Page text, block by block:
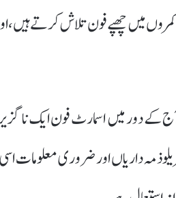
میں چھپے فون تلاش کرتے ہیں،
کے دور میں اسمارٹ فون ایک
ذمہ داریاں اور ضروری